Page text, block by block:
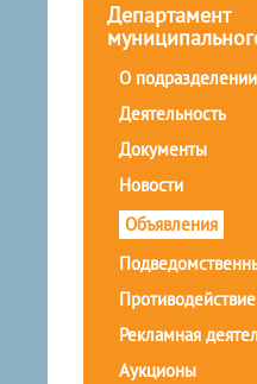
Департамент
О подразделении
Деятельность
Документы
Новости
Объявления
Рекламная
Аукционы